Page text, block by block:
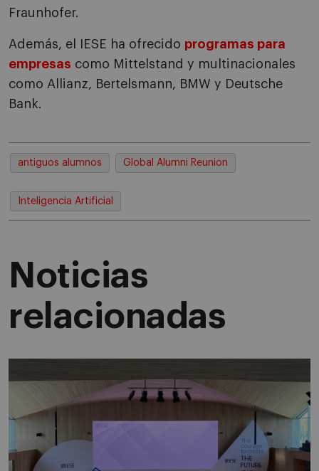
Fraunhofer.
Además, el IESE ha ofrecido programas para
empresas como Mittelstand y multinacionales
como Allianz, Bertelsmann, BMW y Deutsche
Bank.
antiguos alumnos Global Alumni Reunion
Inteligencia Artificial
Noticias
relacionadas